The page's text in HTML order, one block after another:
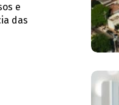
e
das